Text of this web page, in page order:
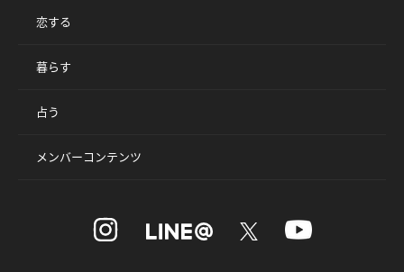
恋する
暮らす
占う
メンバーコンテンツ